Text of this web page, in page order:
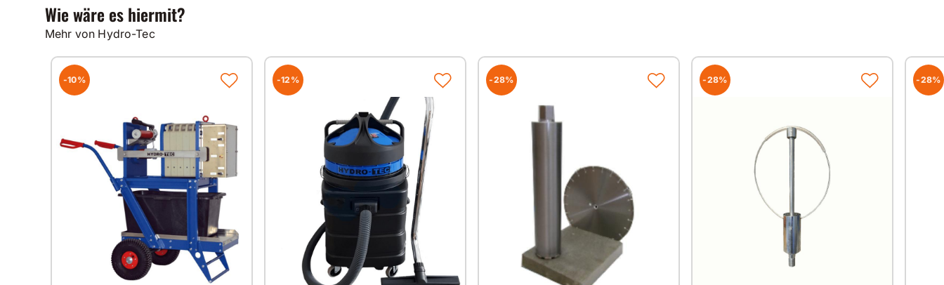
Wie wäre es hiermit?
Mehr von Hydro-Tec
-10% -12% -28% -28% -28%